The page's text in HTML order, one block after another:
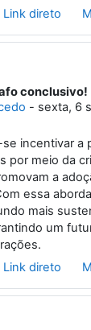
Link direto
postconclusivo!
- sexta, 6
incentivar a
por meio da
a
essa
mais
um
Link direto